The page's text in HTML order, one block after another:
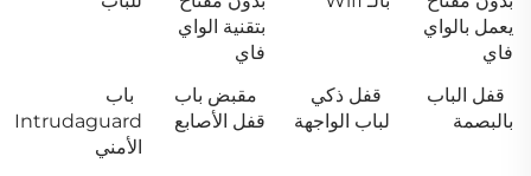
يعمل بالواي
فاي
بتقنية الواي
فاي
قفل الباب
بالبصمة
قفل ذكي
لباب الواجهة
مقبض باب
قفل الأصابع
باب
Intrudaguard
الأمني